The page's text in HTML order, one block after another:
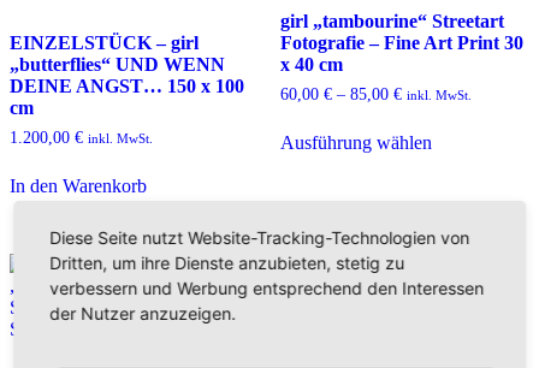
EINZELSTÜCK – girl
„butterflies“ UND WENN
DEINE ANGST… 150 x 100
cm
1.200,00 € inkl. MwSt.
In den Warenkorb
girl „tambourine“ Streetart
Fotografie – Fine Art Print 30
x 40 cm
60,00 €– 85,00 € inkl. MwSt.
Ausführung wählenProdukt
auf.
können
Diese Seite nutzt Website-Tracking-Technologien von
Dritten, um ihre Dienste anzubieten, stetig zu
verbessern und Werbung entsprechend den Interessen
der Nutzer anzuzeigen.